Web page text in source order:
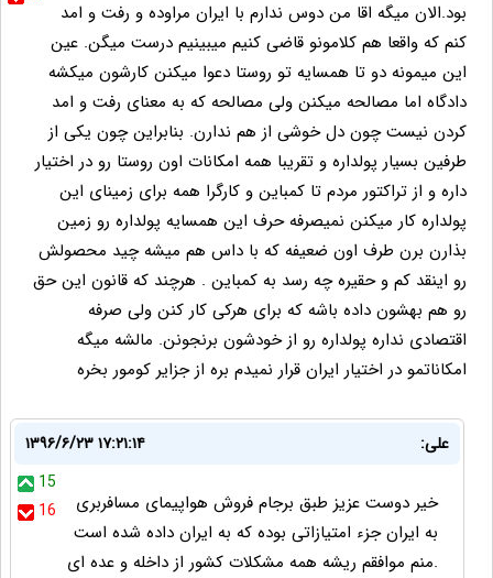
بود.الان میگه اقا من دوس ندارم با ایران مراوده و رفت و امد
کنم که واقعا هم کلامونو قاضی کنیم میبینیم درست میگن. عین
این میمونه دو تا همسایه تو روستا دعوا میکنن کارشون میکشه
دادگاه اما مصالحه میکنن ولی مصالحه که به معنای رفت و امد
کردن نیست چون دل خوشی از هم ندارن. بنابراین چون یکی از
طرفین بسیار پولداره و تقریبا همه امکانات اون روستا رو در اختیار
داره و از تراکتور مردم تا کمباین و کارگرا همه برای زمینای این
پولداره کار میکنن نمیصرفه حرف این همسایه پولداره رو زمین
بذارن برن طرف اون ضعیفه که با داس هم میشه چید محصولش
رو اینقد کم و حقیره چه رسد به کمباین . هرچند که قانون این حق
رو هم بهشون داده باشه که برای هرکی کار کنن ولی صرفه
اقتصادی نداره پولداره رو از خودشون برنجونن. مالشه میگه
امکاناتمو در اختیار ایران قرار نمیدم بره از جزایر کومور بخره
علی:
۱۳۹۶/۶/۲۳ ۱۷:۲۱:۱۴
15
16
خیر دوست عزیز طبق برجام فروش هواپیمای مسافربری
به ایران جزء امتیازاتی بوده که به ایران داده شده است
.منم موافقم ریشه همه مشکلات کشور از داخله و عده ای